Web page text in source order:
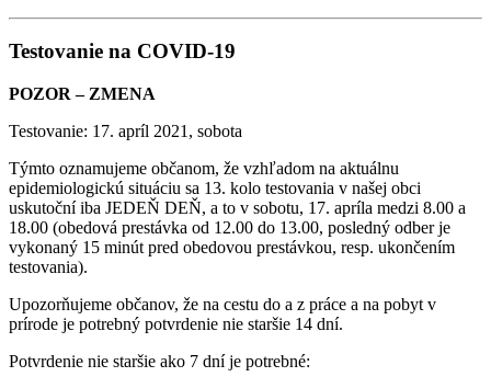
Testovanie na COVID-19
POZOR – ZMENA
Testovanie: 17. apríl 2021, sobota
Týmto oznamujeme občanom, že vzhľadom na aktuálnu
epidemiologickú situáciu sa 13. kolo testovania v našej obci
uskutoční iba JEDEŇ DEŇ, a to v sobotu, 17. apríla medzi 8.00 a
18.00 (obedová prestávka od 12.00 do 13.00, posledný odber je
vykonaný 15 minút pred obedovou prestávkou, resp. ukončením
testovania).
Upozorňujeme občanov, že na cestu do a z práce a na pobyt v
prírode je potrebný potvrdenie nie staršie 14 dní.
Potvrdenie nie staršie ako 7 dní je potrebné: